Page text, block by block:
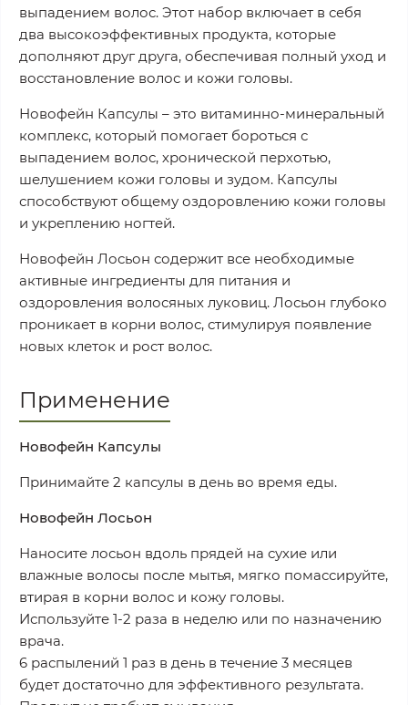
выпадением волос. Этот набор включает в себя
два высокоэффективных продукта, которые
дополняют друг друга, обеспечивая полный уход и
восстановление волос и кожи головы.
Новофейн Капсулы – это витаминно-минеральный
комплекс, который помогает бороться с
выпадением волос, хронической перхотью,
шелушением кожи головы и зудом. Капсулы
способствуют общему оздоровлению кожи головы
и укреплению ногтей.
Новофейн Лосьон содержит все необходимые
активные ингредиенты для питания и
оздоровления волосяных луковиц. Лосьон глубоко
проникает в корни волос, стимулируя появление
новых клеток и рост волос.
Применение
Новофейн Капсулы
Принимайте 2 капсулы в день во время еды.
Новофейн Лосьон
Наносите лосьон вдоль прядей на сухие или
влажные волосы после мытья, мягко помассируйте,
втирая в корни волос и кожу головы.
Используйте 1-2 раза в неделю или по назначению
врача.
6 распылений 1 раз в день в течение 3 месяцев
будет достаточно для эффективного результата.